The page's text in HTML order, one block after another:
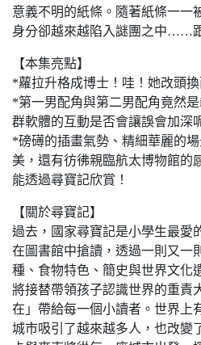
意義不明的紙條。隨著紙條一一
身分卻越來越陷入謎團之中……
【本集亮點】
*蘿拉升格成博士！哇！她改頭換
*第一男配角與第二男配角竟然是
群軟體的互動是否會讓誤會加深
*磅礡的插畫氣勢、精細華麗的
美，還有彷彿親臨航太博物館的
能透過尋寶記欣賞！
【關於尋寶記】
過去，國家尋寶記是小學生最愛
在圖書館中搶讀，透過一則又一
種、食物特色、簡史與世界文化
將接替帶領孩子認識世界的重責
在」帶給每一個小讀者。世界上
城市吸引了越來越多人，也改變